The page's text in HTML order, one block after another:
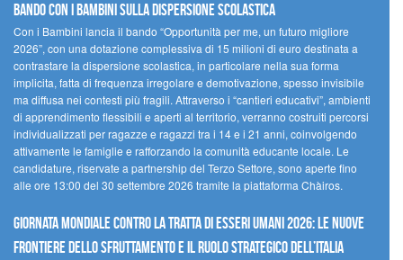
Bando Con i Bambini sulla dispersione scolastica
Con i Bambini lancia il bando “Opportunità per me, un futuro migliore
2026”, con una dotazione complessiva di 15 milioni di euro destinata a
contrastare la dispersione scolastica, in particolare nella sua forma
implicita, fatta di frequenza irregolare e demotivazione, spesso invisibile
ma diffusa nei contesti più fragili. Attraverso i “cantieri educativi”, ambienti
di apprendimento flessibili e aperti al territorio, verranno costruiti percorsi
individualizzati per ragazze e ragazzi tra i 14 e i 21 anni, coinvolgendo
attivamente le famiglie e rafforzando la comunità educante locale. Le
candidature, riservate a partnership del Terzo Settore, sono aperte fino
alle ore 13:00 del 30 settembre 2026 tramite la piattaforma Chàiros.
GIORNATA MONDIALE CONTRO LA TRATTA DI ESSERI UMANI 2026: LE NUOVE
FRONTIERE DELLO SFRUTTAMENTO E IL RUOLO STRATEGICO DELL’ITALIA